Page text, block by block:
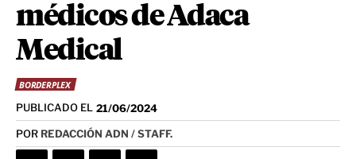
médicos de Adaca
Medical
BORDERPLEX
PUBLICADO EL 21/06/2024
POR REDACCIÓN ADN / STAFF.